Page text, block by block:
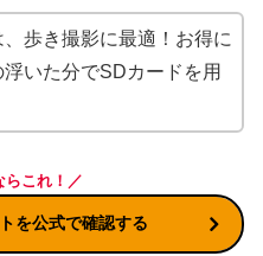
、歩き撮影に最適！お得に
いた分でSDカードを用
らこれ！／
を公式で確認する